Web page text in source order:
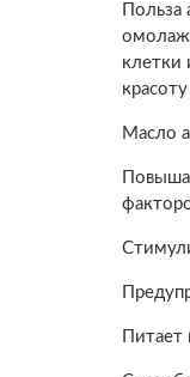
клетки
Масло